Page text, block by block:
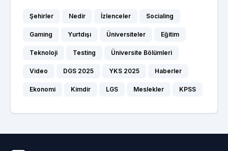
Şehirler Nedir İzlenceler Socialing
Gaming Yurtdışı Üniversiteler Eğitim
Teknoloji Testing Üniversite Bölümleri
Video DGS 2025 YKS 2025 Haberler
Ekonomi Kimdir LGS Meslekler KPSS